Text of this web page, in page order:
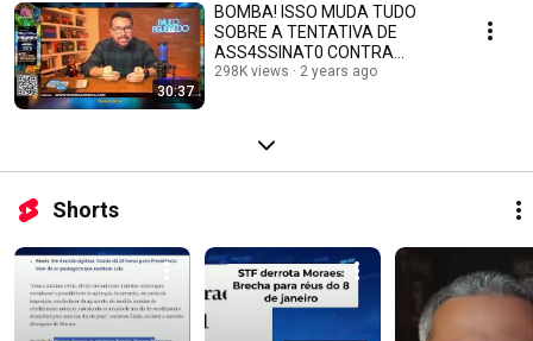
30:37
BOMBA! ISSO MUDA TUDO
SOBRE A TENTATIVA DE
ASS4SSINAT0 CONTRA
DONALD TRUMP-PAULO
298K views 2 years ago
Shorts